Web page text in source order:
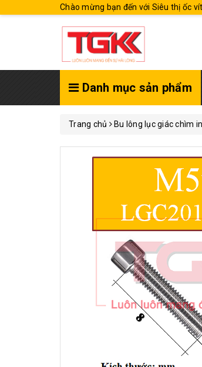
Chào mừng bạn đến với Siêu thị ốc vít
Danh mục sản phẩm
Trang chủ Bu lông lục giác chìm